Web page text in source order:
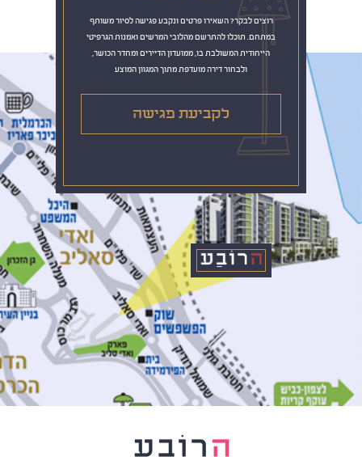
רוצים לבקר? השאירו פרטים ונקבע פגישה לסיור משותף
במתחם. תוכלו להתרשם מהלובי המרשים ואמנות הגרפיטי
הייחודית המשולבת בו, ממועדון הדיירים ומחדר הכושר,
ולבחור דירה מועדפת מתוך המגוון המוצע
לקביעת פגישה